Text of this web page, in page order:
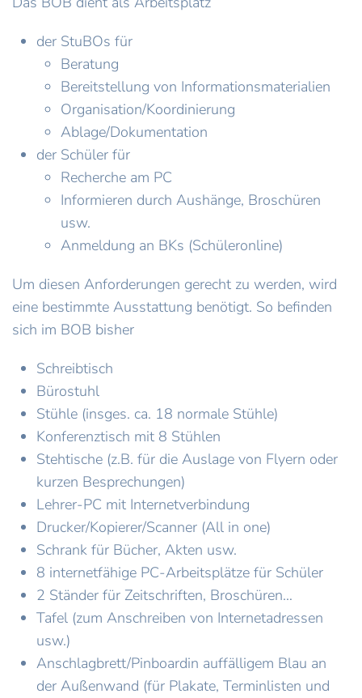
der StuBOs für
Beratung
Bereitstellung von Informationsmaterialien
Organisation/Koordinierung
Ablage/Dokumentation
der Schüler für
Recherche am PC
Informieren durch Aushänge, Broschüren
usw.
Anmeldung an BKs (Schüleronline)
Um diesen Anforderungen gerecht zu werden, wird
eine bestimmte Ausstattung benötigt. So befinden
sich im BOB bisher
Schreibtisch
Bürostuhl
Stühle (insges. ca. 18 normale Stühle)
Konferenztisch mit 8 Stühlen
Stehtische (z.B. für die Auslage von Flyern oder
kurzen Besprechungen)
Lehrer-PC mit Internetverbindung
Drucker/Kopierer/Scanner (All in one)
Schrank für Bücher, Akten usw.
8 internetfähige PC-Arbeitsplätze für Schüler
2 Ständer für Zeitschriften, Broschüren…
Tafel (zum Anschreiben von Internetadressen
usw.)
Anschlagbrett/Pinboardin auffälligem Blau an
der Außenwand (für Plakate, Terminlisten und